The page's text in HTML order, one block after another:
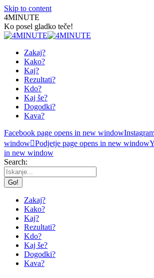
Skip to content
4MINUTE
Ko posel gladko teče!
Zakaj?
Kako?
Kaj?
Rezultati?
Kdo?
Kaj še?
Dogodki?
Kava?
Facebook page opens in new window
window Podjetje page opens in new window
in new window
Search:
Zakaj?
Kako?
Kaj?
Rezultati?
Kdo?
Kaj še?
Dogodki?
Kava?